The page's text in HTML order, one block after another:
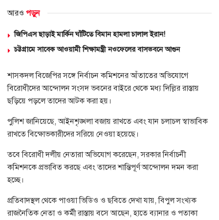
আরও পড়ুন
জিপিএস ছাড়াই মার্কিন ঘাঁটিতে বিমান হামলা চালাল ইরান!
চট্টগ্রামে সাবেক আওয়ামী শিক্ষামন্ত্রী নওফেলের বাসভবনে আগুন
শাসকদল বিজেপির সঙ্গে নির্বাচন কমিশনের আঁতাতের অভিযোগে
বিরোধীদের আন্দোলন সংসদ ভবনের বাইরে থেকে মধ্য দিল্লির রাস্তায়
ছড়িয়ে পড়লে তাদের আটক করা হয়।
পুলিশ জানিয়েছে, আইনশৃঙ্খলা বজায় রাখতে এবং যান চলাচল স্বাভাবিক
রাখতে বিক্ষোভকারীদের সরিয়ে নেওয়া হয়েছে।
তবে বিরোধী দলীয় নেতারা অভিযোগ করেছেন, সরকার নির্বাচনী
কমিশনকে প্রভাবিত করছে এবং তাদের শান্তিপূর্ণ আন্দোলন দমন করা
হচ্ছে।
প্রতিবাদস্থল থেকে পাওয়া ভিডিও ও ছবিতে দেখা যায়, বিপুল সংখ্যক
রাজনৈতিক নেতা ও কর্মী রাস্তায় বসে আছেন, হাতে ব্যানার ও পতাকা